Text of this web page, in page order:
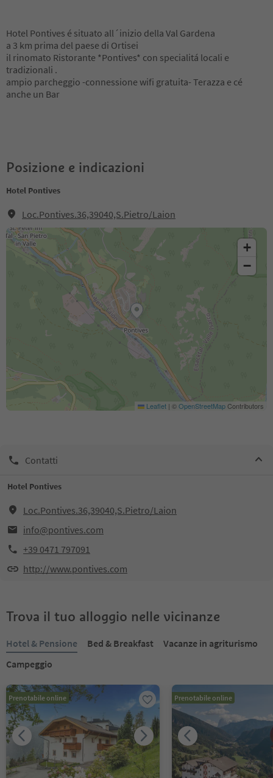
Hotel Pontives é situato all´inizio della Val Gardena
a 3 km prima del paese di Ortisei
il rinomato Ristorante *Pontives* con specialitá locali e
tradizionali .
ampio parcheggio -connessione wifi gratuita- Terazza e cé
anche un Bar
Posizione e indicazioni
Hotel Pontives
Loc.Pontives.36,39040,S.Pietro/Laion
+
−
Leaflet | ©OpenStreetMapContributors
Contatti
Hotel Pontives
Loc.Pontives.36,39040,S.Pietro/Laion
info@pontives.com
+39 0471 797091
http://www.pontives.com
Trova il tuo alloggio nelle vicinanze
Hotel & Pensione Bed & Breakfast
Vacanze in agriturismo
Campeggio
Prenotabile online Prenotabile online